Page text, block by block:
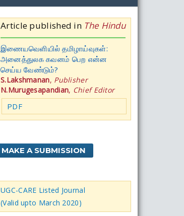
Article published in The Hindu
இணையவெளியில் தமிழாய்வுகள்:
அனைத்துலக கவனம் பெற என்ன
செய்ய வேண்டும்?
S.Lakshmanan, Publisher
N.Murugesapandian, Chief Editor
PDF
MAKE A SUBMISSION
UGC-CARE Listed Journal
(Valid upto March 2020)